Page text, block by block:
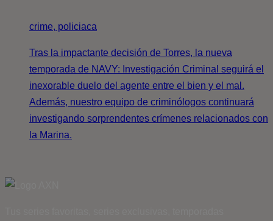
crime, policiaca
Tras la impactante decisión de Torres, la nueva
temporada de NAVY: Investigación Criminal seguirá el
inexorable duelo del agente entre el bien y el mal.
Además, nuestro equipo de criminólogos continuará
investigando sorprendentes crímenes relacionados con
la Marina.